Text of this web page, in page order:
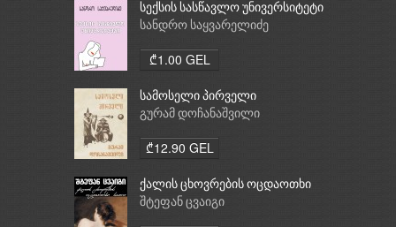
სექსის სასწავლო უნივერსიტეტი
სანდრო საყვარელიძე
₾1.00 GEL
სამოსელი პირველი
გურამ დოჩანაშვილი
₾12.90 GEL
ქალის ცხოვრების ოცდაოთხი
საათი
შტეფან ცვაიგი